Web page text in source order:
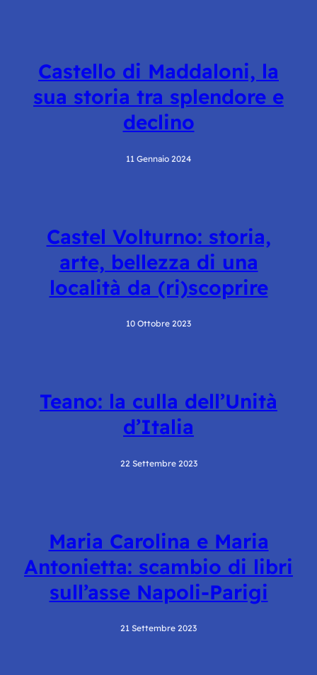
Castello di Maddaloni, la
sua storia tra splendore e
declino
11 Gennaio 2024
Castel Volturno: storia,
arte, bellezza di una
località da (ri)scoprire
10 Ottobre 2023
Teano: la culla dell’Unità
d’Italia
22 Settembre 2023
Maria Carolina e Maria
Antonietta: scambio di libri
sull’asse Napoli-Parigi
21 Settembre 2023